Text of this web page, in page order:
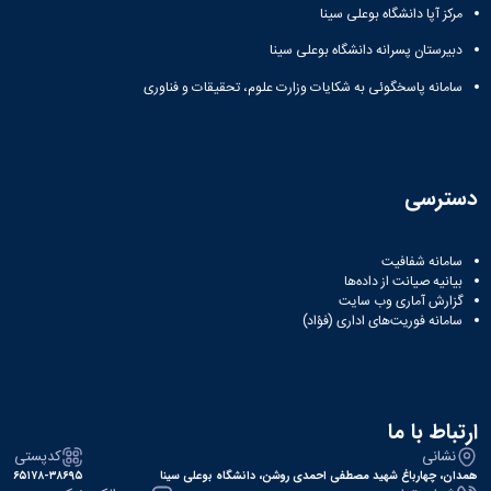
معظم
رهبری
تماس
دانشکده‌ها
آموزش
کارکنان
سایر
تقویم
دانش‌آموختگان
آزمایشگاه
باستان
شناسی
آزمایشگاه
هوش
آزمایشگاه
ژئوماتیک
کتابخانه
مرکزی
و
مرکز
رساله
علم
و
رزن
صنایع
غذایی
عالی
فاطمیه
(ویژه
دختران)
زمین
چمن
سالن‌های
ورزشی
تفریحی-
تاریخ
دانشگاه
(محمد)
مرکز آپا دانشگاه بوعلی سینا
دبیرستان پسرانه دانشگاه بوعلی سینا
سامانه پاسخگوئی به شکایات وزارت علوم، تحقیقات و فناوری
دسترسی
سامانه شفافیت
بیانیه صیانت از داده‌ها
گزارش آماری وب‌ سایت
سامانه فوریت‌های اداری (فؤاد)
ارتباط با ما
نشانی
همدان، چهارباغ شهید مصطفی احمدی روشن، دانشگاه بوعلی سینا
کدپستی
۶۵۱۷۸-۳۸۶۹۵